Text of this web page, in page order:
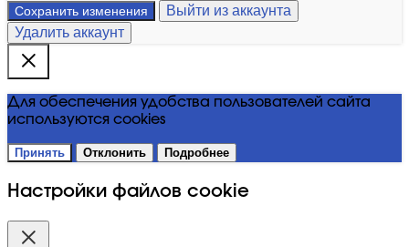
Сохранить изменения
Выйти из аккаунта
Удалить аккаунт
Для обеспечения удобства пользователей сайта
используются cookies
Принять Отклонить Подробнее
Настройки файлов cookie